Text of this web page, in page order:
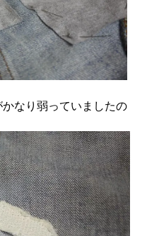
なり弱っていましたの